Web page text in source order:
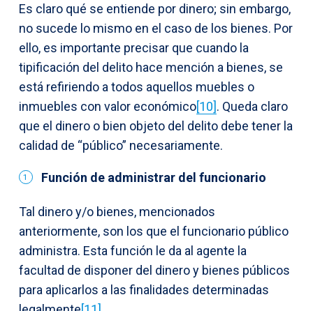
Es claro qué se entiende por dinero; sin embargo,
no sucede lo mismo en el caso de los bienes. Por
ello, es importante precisar que cuando la
tipificación del delito hace mención a bienes, se
está refiriendo a todos aquellos muebles o
inmuebles con valor económico[10]. Queda claro
que el dinero o bien objeto del delito debe tener la
calidad de “público” necesariamente.
Función de administrar del funcionario
Tal dinero y/o bienes, mencionados
anteriormente, son los que el funcionario público
administra. Esta función le da al agente la
facultad de disponer del dinero y bienes públicos
para aplicarlos a las finalidades determinadas